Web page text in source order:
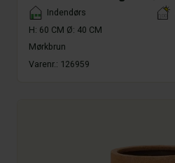
Placement
Indendørs
H: 60 CM Ø: 40 CM
Mørkbrun
Varenr.: 126959